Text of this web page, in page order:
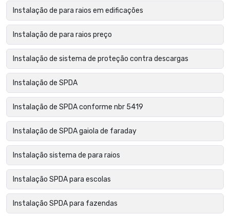
Instalação de para raios em edificações
Instalação de para raios preço
Instalação de sistema de proteção contra descargas
Instalação de SPDA
Instalação de SPDA conforme nbr 5419
Instalação de SPDA gaiola de faraday
Instalação sistema de para raios
Instalação SPDA para escolas
Instalação SPDA para fazendas